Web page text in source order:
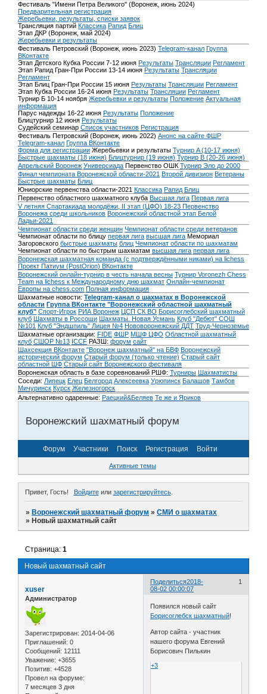
Фестиваль "Имени Петра Великого" (Воронеж, июнь 2024)
Предварительная регистрация
Жеребьевки, результаты, списки заявок
Трансляция партий Классика Рапид Блиц
Этап ДКР (Воронеж, май 2024)
Жеребьевки и результаты
Фестиваль Петровский (Воронеж, июнь 2023) Telegram-канал Группа
ВКонтакте
Этап Детского Кубка России 7-12 июня Результаты Трансляции Регламент
Этап Рапид Гран-При России 13-14 июня Результаты Трансляции
Регламент
Этап Блиц Гран-При России 15 июня Результаты Трансляции Регламент
Этап Кубка России 16-24 июня Результаты Трансляции Регламент
Турнир Б 10-14 ноября Жеребьевки и результаты Положение Актуальная
информация
Парус надежды 16-22 июня Результаты Положение
Блицтурнир 12 июня Результаты
Судейский семинар Список участников Регистрация
Фестиваль Петровский (Воронеж, июнь 2022) Анонс на сайте ФШР
Telegram-канал Группа ВКонтакте
Форма для регистрации Жеребьевки и результаты Турнир A (10-17 июня)
Быстрые шахматы (18 июня) Блицтурнир (19 июня) Турнир B (20-26 июня)
Апрельский Воронеж Универсиада Первенство ОШК Турнир Эло до 2000
Финал чемпионата Воронежской области-2021 Второй дивизион Ветераны
Быстрые шахматы Блиц
Юниорские первенства области-2021 Классика Рапид Блиц
Первенство областного шахматного клуба Высшая лига Первая лига
V летняя Спартакиада молодёжи, II этап (ЦФО) 18-23 Первенство
Воронежа среди школьников Воронежский областной этап Белой
Ладьи-2021
Чемпионат области среди женщин Чемпионат области среди ветеранов
Чемпионат области по блицу первая лига высшая лига Мемориал
Загоровского быстрые шахматы блиц Чемпионат области по шахматам
Чемпионат области по быстрым шахматам высшая лига первая лига
Воронежская шахматная команда (с подтверждёнными никами) на lichess
Проект Патиум (PostOrion) ВКонтакте
Воронежский онлайн-турнир в честь начала весны Турнир Voronezh Chess
Team на lichess к Международному дню шахмат Онлайн-чемпионат
Европы на chess.com Полная информация
Шахматные новости: Telegram-канал о шахматах в Воронежской
области Группа ВКонтакте "Воронежский областной шахматный
клуб" Спорт-Игрок РИА Воронеж ЦСП СК ВО Борисоглебский шахматный
клуб Шахматы в Россоши Шахматы. Новая Усмань Клуб "Дебют" СОШ
№101 Клуб "Эндшпиль" Лицея №4 Нововоронежский ДДТ Труд-Черноземье
Шахматные организации: FIDE ФШР МШФ ЦФО Областной шахматный
клуб СШОР №13 ICCF РАЗШ: форум сайт
Шахсекция ВКонтакте "Воронеж шахматный" на БВФ Воронежский
исторический форум Cтарый форум (только чтение) Старый сайт
областной ШФ Старый сайт Воронежского фестиваля
Воронежская область в базе соревнований РШФ: Турниры Шахматисты
Соседи: Липецк Елец Белгород Алексеевка Урюпинск Балашов Тамбов
Мичуринск Курск Железногорск
Альтернативно одаренные: Раецкий&Беляев Те же и Яриков
Воронежский шахматный форум
Форум Участники Поиск Регистрация Войти
Активные темы
Привет, Гость! Войдитеили зарегистрируйтесь.
»Воронежский шахматный форум »СМИ о шахматах
»Новый шахматный сайт
Новый шахматный сайт
Страница:1
Поделиться 1
2018-
08-02 00:00:07
xuser
Администратор
Зарегистрирован: 2014-04-06
Приглашений: 0
Сообщений: 12111
Уважение: +3655
Позитив: +4528
Провел на форуме:
7 месяцев 3 дня
Появился новый сайт
Борисоглебск шахматный!
Автор сайта - участник
нашего форума Евгений
Борисович Пилькин
+3